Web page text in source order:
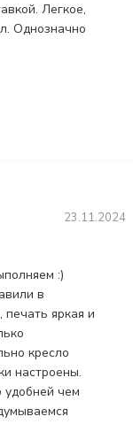
Легкое,
Однозначно
23.11.2024
:)
в
печать яркая и
кресло
настроены.
удобней чем